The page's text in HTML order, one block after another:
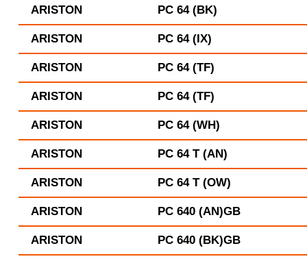
ARISTON PC 64 (BK)
ARISTON PC 64 (IX)
ARISTON PC 64 (TF)
ARISTON PC 64 (TF)
ARISTON PC 64 (WH)
ARISTON PC 64 T (AN)
ARISTON PC 64 T (OW)
ARISTON PC 640 (AN)GB
ARISTON PC 640 (BK)GB